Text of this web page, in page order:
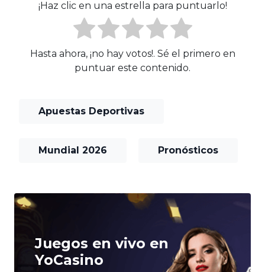
¡Haz clic en una estrella para puntuarlo!
Hasta ahora, ¡no hay votos!. Sé el primero en
puntuar este contenido.
Apuestas Deportivas
Mundial 2026 Pronósticos
Juegos en vivo en
YoCasino